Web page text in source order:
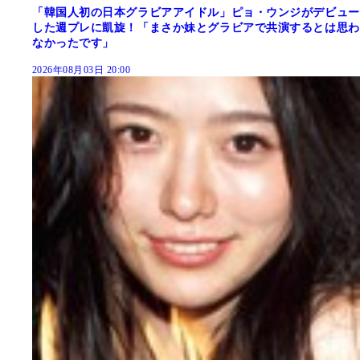
「韓国人初の日本グラビアアイドル」ピョ・ウンジがデビュー
した週プレに凱旋！「まさか妹とグラビアで共演するとは思わ
なかったです」
2026年08月03日 20:00